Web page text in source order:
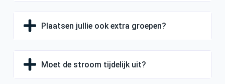
Plaatsen jullie ook extra groepen?
Moet de stroom tijdelijk uit?